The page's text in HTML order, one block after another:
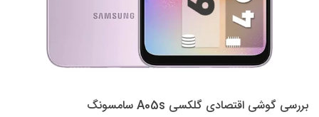
بررسی گوشی اقتصادی گلکسی A05s سامسونگ